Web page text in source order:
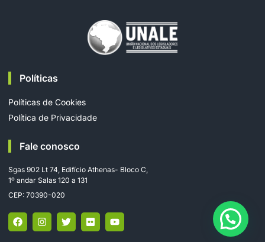
Políticas
Políticas de Cookies
Política de Privacidade
Fale conosco
Sgas 902 Lt 74, Edifício Athenas- Bloco C,
1º andar Salas 120 a 131
CEP: 70390-020